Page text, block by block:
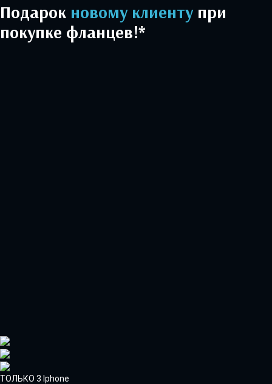
Подарок новому клиентупри
покупке фланцев!*
ТОЛЬКО 3 Iphone